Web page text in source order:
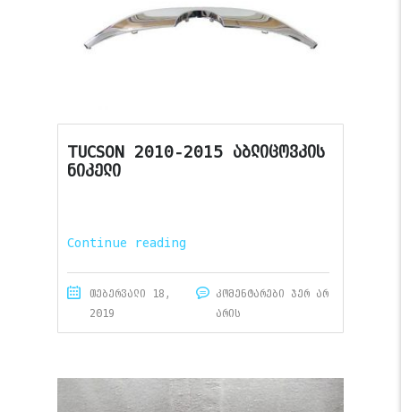
TUCSON 2010-2015 აბლიცოვკის
ნიკელი
Continue reading
თებერვალი 18,
2019
კომენტარები ჯერ არ
არის